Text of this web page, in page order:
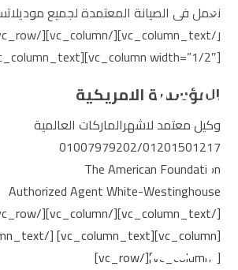
نعمل فى الصيانة المعتمدة لجميع
[vc_column width=”1/2″][vc_column_text]
المؤسسة الامريكية
وكيل معتمد لاشهرالماركات العالمية
01007979202/01201501217
The American Foundation
Authorized Agent White-Westinghouse
[/vc_column][/vc_row]